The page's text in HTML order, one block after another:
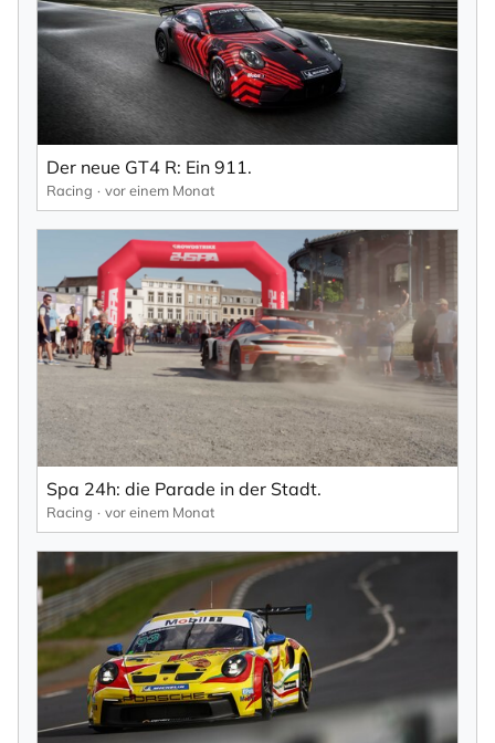
Der neue GT4 R: Ein 911.
Racing vor einem Monat
Spa 24h: die Parade in der Stadt.
Racing vor einem Monat
NEWSLETTER ABONNIEREN ×
Vorname
Ihre E-Mail-Adresse
Ich willige in den Empfang des Newsletters ein,